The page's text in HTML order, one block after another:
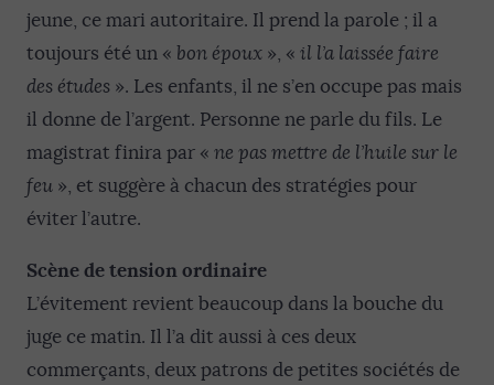
jeune, ce mari autoritaire. Il prend la parole ; il a
toujours été un « bon époux », « il l’a laissée faire
des études ». Les enfants, il ne s’en occupe pas mais
il donne de l’argent. Personne ne parle du fils. Le
magistrat finira par « ne pas mettre de l’huile sur le
feu », et suggère à chacun des stratégies pour
éviter l’autre.
Scène de tension ordinaire
L’évitement revient beaucoup dans la bouche du
juge ce matin. Il l’a dit aussi à ces deux
commerçants, deux patrons de petites sociétés de